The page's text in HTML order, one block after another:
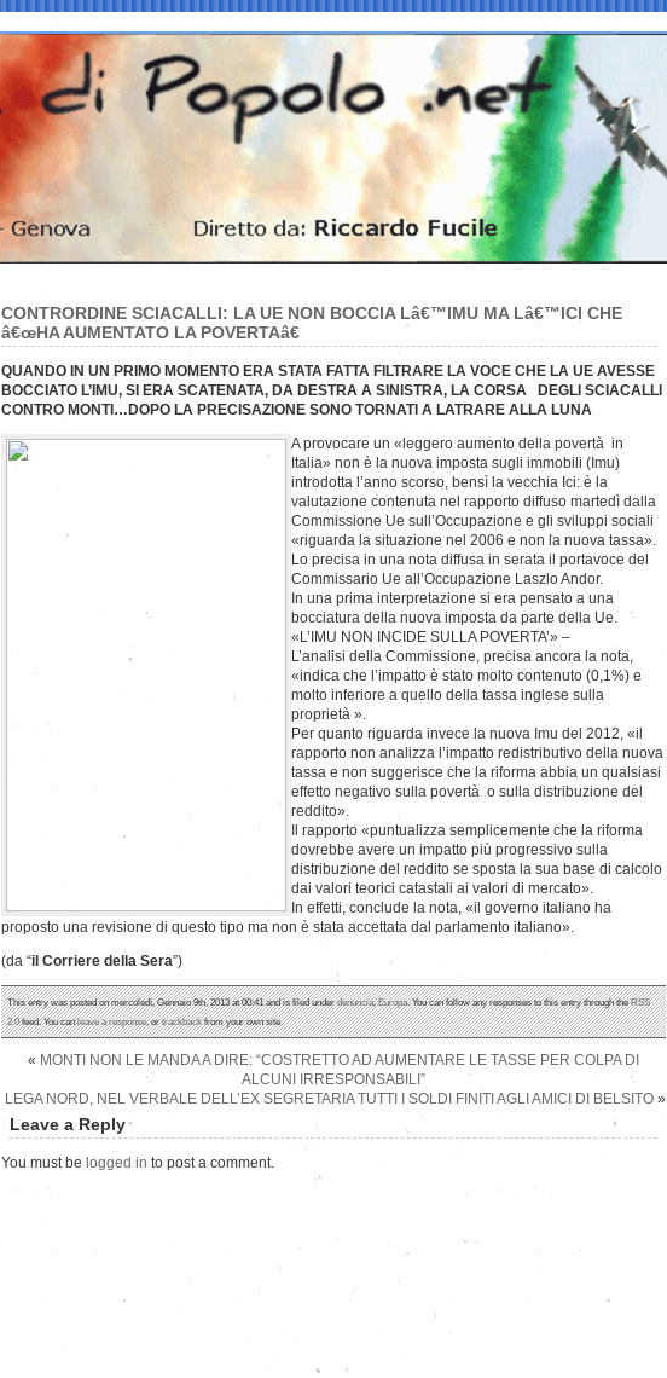
CONTRORDINE SCIACALLI: LA UE NON BOCCIA Lâ€™IMU MA Lâ€™ICI CHE
â€œHA AUMENTATO LA POVERTAâ€
QUANDO IN UN PRIMO MOMENTO ERA STATA FATTA FILTRARE LA VOCE CHE LA UE AVESSE
BOCCIATO L’IMU, SI ERA SCATENATA, DA DESTRA A SINISTRA, LA CORSA DEGLI SCIACALLI
CONTRO MONTI…DOPO LA PRECISAZIONE SONO TORNATI A LATRARE ALLA LUNA
A provocare un «leggero aumento della povertà in
Italia» non è la nuova imposta sugli immobili (Imu)
introdotta l’anno scorso, bensì la vecchia Ici: è la
valutazione contenuta nel rapporto diffuso martedì dalla
Commissione Ue sull’Occupazione e gli sviluppi sociali
«riguarda la situazione nel 2006 e non la nuova tassa».
Lo precisa in una nota diffusa in serata il portavoce del
Commissario Ue all’Occupazione Laszlo Andor.
In una prima interpretazione si era pensato a una
bocciatura della nuova imposta da parte della Ue.
«L’IMU NON INCIDE SULLA POVERTA’» –
L’analisi della Commissione, precisa ancora la nota,
«indica che l’impatto è stato molto contenuto (0,1%) e
molto inferiore a quello della tassa inglese sulla
proprietà ».
Per quanto riguarda invece la nuova Imu del 2012, «il
rapporto non analizza l’impatto redistributivo della nuova
tassa e non suggerisce che la riforma abbia un qualsiasi
effetto negativo sulla povertà o sulla distribuzione del
reddito».
Il rapporto «puntualizza semplicemente che la riforma
dovrebbe avere un impatto più progressivo sulla
distribuzione del reddito se sposta la sua base di calcolo
dai valori teorici catastali ai valori di mercato».
In effetti, conclude la nota, «il governo italiano ha
proposto una revisione di questo tipo ma non è stata accettata dal parlamento italiano».
(da “il Corriere della Sera”)
This entry was posted on mercoledì, Gennaio 9th, 2013 at 00:41 and is filed underdenuncia,Europa. You can follow any responses to this entry through theRSS
2.0feed. You canleave a response, ortrackbackfrom your own site.
« MONTI NON LE MANDA A DIRE: “COSTRETTO AD AUMENTARE LE TASSE PER COLPA DI
ALCUNI IRRESPONSABILI”
LEGA NORD, NEL VERBALE DELL’EX SEGRETARIA TUTTI I SOLDI FINITI AGLI AMICI DI BELSITO »
Leave a Reply
You must be logged in to post a comment.